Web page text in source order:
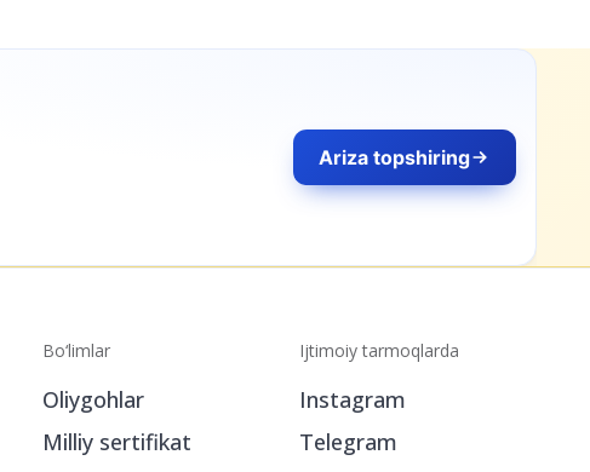
Ariza topshiring
Bo‘limlar
Oliygohlar
Milliy sertifikat
Ijtimoiy tarmoqlarda
Instagram
Telegram